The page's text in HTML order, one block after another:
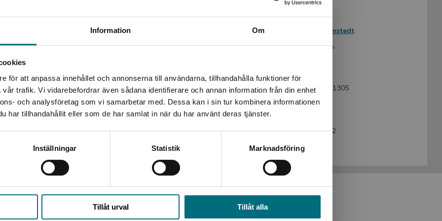
Information Om
för att anpassa innehållet och annonserna till användarna, tillhandahålla funktioner för
trafik. Vi vidarebefordrar även sådana identifierare och annan information från din enhet
och analysföretag som vi samarbetar med. Dessa kan i sin tur kombinera informationen
har tillhandahållit eller som de har samlat in när du har använt deras tjänster.
Inställningar Statistik Marknadsföring
Tillåt urval Tillåt alla
Begränsad fraktregion
Det verkar som att du besöker nyponochviljaforlag.se via
en enhet utanför Sverige. Vi erbjuder inte leveranser
utanför Sverige. För att kunna slutföra ett köp måste
leveransadressen vara i Sverige.
idrottstävlingar. I den här boken kan vi läsa om
nu boken i en ny, reviderad upplaga.
passar för såväl yngre som äldre läsare. Serien ger
klassiska faktabokselement som
och register.
ett lättare språk och ett innehåll anpassat för den
Fakta om-serien ligger på nivå 2 av 6.
Avsedd för:
Från 9 år
Författare:
Tomas Dömstedt
Serie:
Fakta om ...
Lättlästnivå:
Nivå 2
ISBN:
9789180781305
Utgivningsår:
2026
Revisionsår:
Artikelnummer:
41419-EB02
Upplaga:
Andra
Upphovspersoner